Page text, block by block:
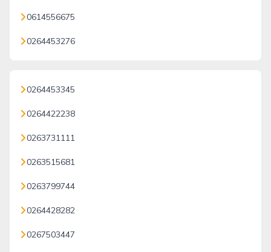
0614556675
0264453276
0264453345
0264422238
0263731111
0263515681
0263799744
0264428282
0267503447